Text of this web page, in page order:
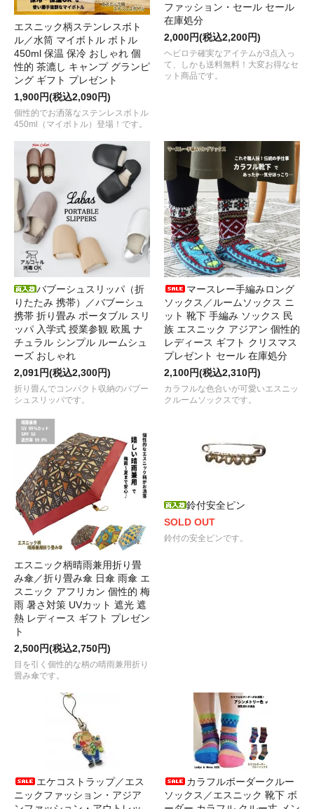
エスニック柄ステンレスボト
ル／水筒 マイボトル ボトル
450ml 保温 保冷 おしゃれ 個
性的 茶漉し キャンプ グランピ
ング ギフト プレゼント
1,900円(税込2,090円)
個性的でお洒落なステンレスボトル
450ml（マイボトル）登場！です。
ファッション・セール セール
在庫処分
2,000円(税込2,200円)
ヘビロテ確実なアイテムが3点入っ
て、しかも送料無料！大変お得なセ
ット商品です。
バブーシュスリッパ（折
りたたみ 携帯）／バブーシュ
携帯 折り畳み ポータブル スリ
ッパ 入学式 授業参観 欧風 ナ
チュラル シンプル ルームシュ
ーズ おしゃれ
2,091円(税込2,300円)
折り畳んでコンパクト収納のバブー
シュスリッパです。
マースレー手編みロング
ソックス／ルームソックス ニ
ット 靴下 手編み ソックス 民
族 エスニック アジアン 個性的
レディース ギフト クリスマス
プレゼント セール 在庫処分
2,100円(税込2,310円)
カラフルな色合いが可愛いエスニッ
クルームソックスです。
エスニック柄晴雨兼用折り畳
み傘／折り畳み傘 日傘 雨傘 エ
スニック アフリカン 個性的 梅
雨 暑さ対策 UVカット 遮光 遮
熱 レディース ギフト プレゼン
ト
2,500円(税込2,750円)
目を引く個性的な柄の晴雨兼用折り
畳み傘です。
鈴付安全ピン
SOLD OUT
鈴付の安全ピンです。
エケコストラップ／エス
ニックファッション・アジア
カラフルボーダークルー
ソックス／エスニック 靴下 ボ